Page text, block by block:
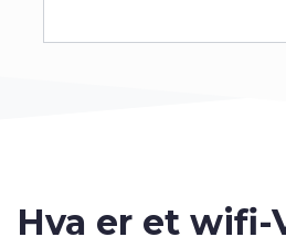
Hva er et wifi-